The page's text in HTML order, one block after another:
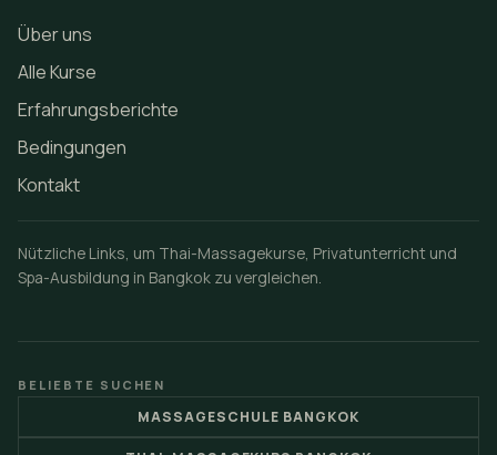
Über uns
Alle Kurse
Erfahrungsberichte
Bedingungen
Kontakt
Nützliche Links, um Thai-Massagekurse, Privatunterricht und
Spa-Ausbildung in Bangkok zu vergleichen.
BELIEBTE SUCHEN
MASSAGESCHULE BANGKOK